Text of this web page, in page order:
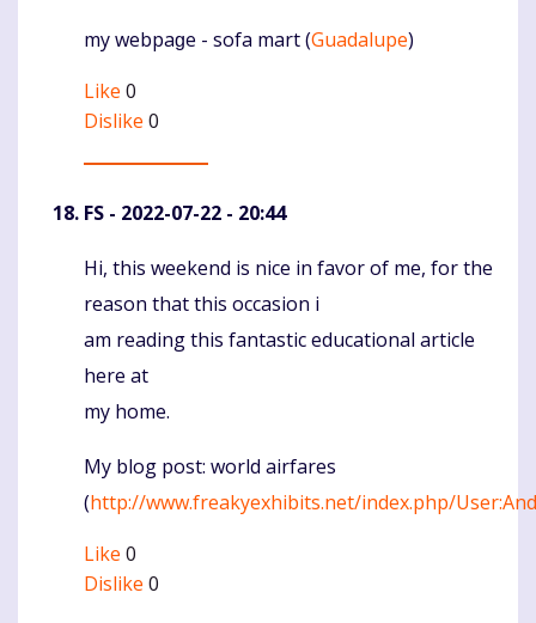
my webpaɡe - sofa mart (Guadalupe)
Like 0
Dislike 0
FS - 2022-07-22 - 20:44
Komentaras
Hi, this weekend is nice in favor of me, for the
reason that this occasion i
am reading this fantastic educational article
here at
my home.
My blog post: world airfares
(http://www.freakyexhibits.net/index.php/
Like 0
Dislike 0